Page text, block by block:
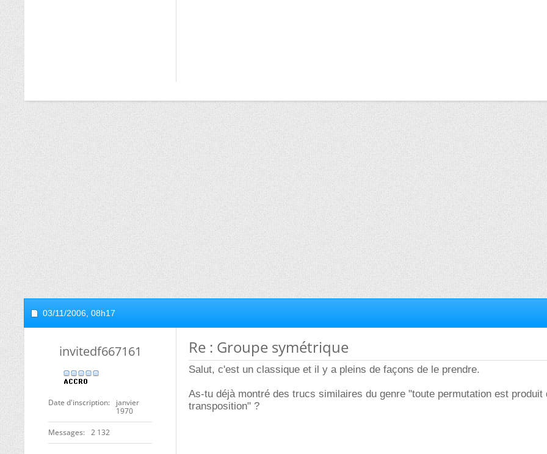
03/11/2006, 08h17
invitedf667161
Date d'inscription
janvier
1970
Messages 2 132
Re : Groupe symétrique
Salut, c'est un classique et il y a pleins de façons de le prendre.
As-tu déjà montré des trucs similaires du genre "toute permutation est produit
transposition" ?